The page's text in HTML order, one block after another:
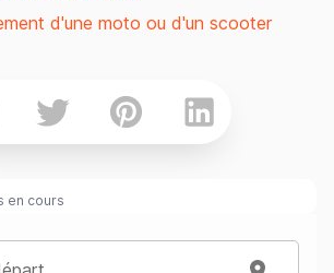
d'une moto ou d'un scooter
en cours